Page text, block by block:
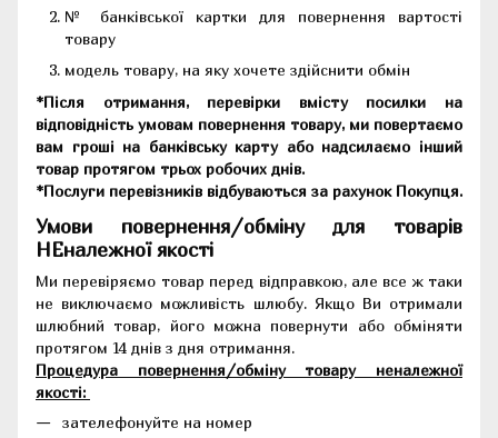
№ банківської картки для повернення вартості
товару
модель товару, на яку хочете здійснити обмін
*Після отримання, перевірки вмісту посилки на
відповідність умовам повернення товару, ми повертаємо
вам гроші на банківську карту або надсилаємо інший
товар протягом трьох робочих днів.
*Послуги перевізників відбуваються за рахунок Покупця.
Умови повернення/обміну для товарів
НЕналежної якості
Ми перевіряємо товар перед відправкою, але все ж таки
не виключаємо можливість шлюбу. Якщо Ви отримали
шлюбний товар, його можна повернути або обміняти
протягом 14 днів з дня отримання.
Процедура повернення/обміну товару неналежної
якості:
зателефонуйте на номер